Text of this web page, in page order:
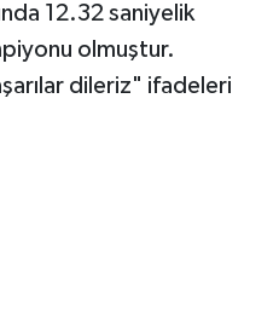
12.32 saniyelik
olmuştur.
dileriz" ifadeleri